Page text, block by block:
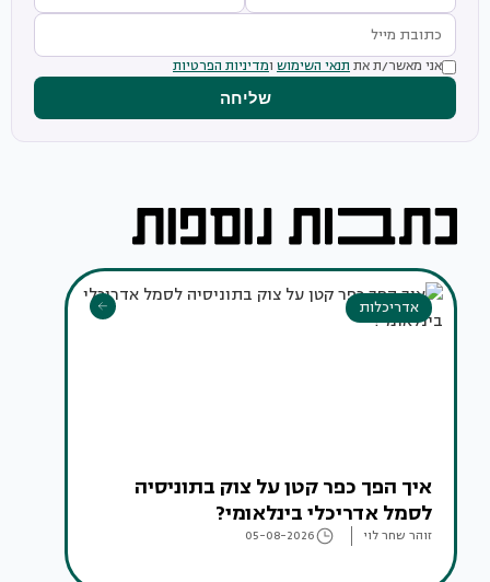
אני מאשר/ת את תנאי השימוש ומדיניות הפרטיות
שליחה
אדריכלות
איך הפך כפר קטן על צוק בתוניסיה
לסמל אדריכלי בינלאומי?
זוהר שחר לוי 05-08-2026